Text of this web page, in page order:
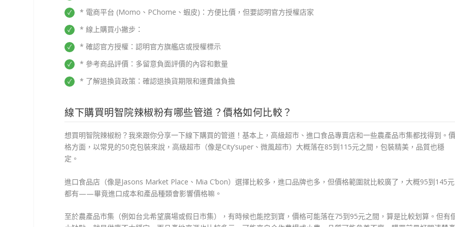
* 電商平台 (Momo、PChome、蝦皮)：方便比價，但要認明官方授權店家
* 線上購買小撇步：
* 確認官方授權：認明官方旗艦店或授權標示
* 參考商品評價：多留意負面評價的內容和數量
* 了解退換貨政策：確認退換貨期限和運費誰負擔
線下購買明智院辣椒粉有哪些管道？價格如何比較？
想買明智院辣椒粉？我來跟你分享一下線下購買的管道！基本上，高級超市、進口食品專賣店和一些農產品市集都找得到。
格方面，以常見的50克包裝來說，高級超市（像是City’super、微風超市）大概落在85到115元之間，包裝精美，品質也穩
定。
進口食品店（像是Jasons Market Place、Mia C’bon）選擇比較多，進口品牌也多，但價格範圍就比較廣了，大概95到145元
都有——畢竟進口成本和產品種類會影響價格嘛。
至於農產品市集（例如台北希望廣場或假日市集），有時候也能挖到寶，價格可能落在75到95元之間，算是比較划算。但有